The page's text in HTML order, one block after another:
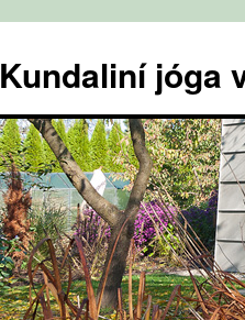
obsahu
webu
Kundaliní jóga